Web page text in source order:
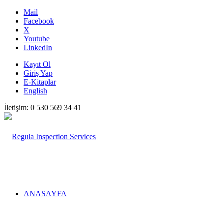
Mail
Facebook
X
Youtube
LinkedIn
Kayıt Ol
Giriş Yap
E-Kitaplar
English
İletişim: 0 530 569 34 41
ANASAYFA